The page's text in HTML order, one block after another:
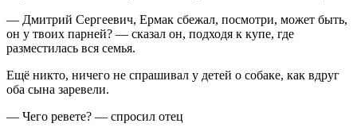
— Дмитрий Сергеевич, Ермак сбежал, посмотри, может быть,
он у твоих парней? — сказал он, подходя к купе, где
разместилась вся семья.
Ещё никто, ничего не спрашивал у детей о собаке, как вдруг
оба сына заревели.
— Чего ревете? — спросил отец